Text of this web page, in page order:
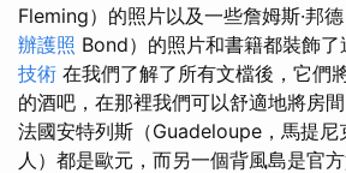
Fleming）的照片以及一些詹姆斯·邦
辦護照 Bond）的照片和書籍都裝飾了
技術 在我們了解了所有文檔後，它們
的酒吧，在那裡我們可以舒適地將房間
法國安特列斯（Guadeloupe，馬提尼
人）都是歐元，而另一個背風島是官方